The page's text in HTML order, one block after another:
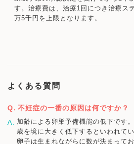
す。治療費は、治療1回につき治療ス
万5千円を上限となります。
よくある質問
不妊症の一番の原因は何ですか？
加齢による卵巣予備機能の低下です
歳を境に大きく低下するといわれて
卵子は生まれながらに数が決まって